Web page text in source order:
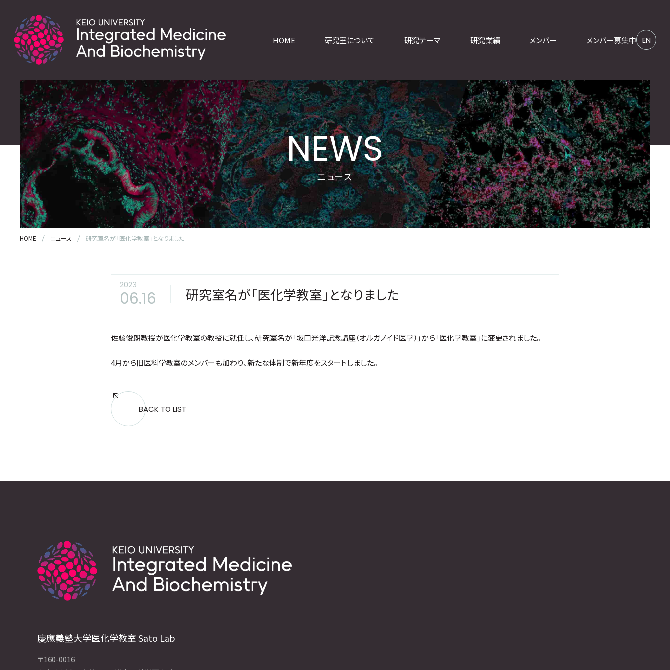
HOME 研究室について 研究テーマ 研究業績 メンバー メンバー募集中 EN
NEWS
ニュース
HOME ニュース 研究室名が「医化学教室」となりました
2023
06.16 研究室名が「医化学教室」となりました
佐藤俊朗教授が医化学教室の教授に就任し、研究室名が「坂口光洋記念講座（オルガノイド医学）」から「医化学教室」に変更されました。
4月から旧医科学教室のメンバーも加わり、新たな体制で新年度をスタートしました。
BACK TO LIST
慶應義塾大学医化学教室 Sato Lab
〒160-0016